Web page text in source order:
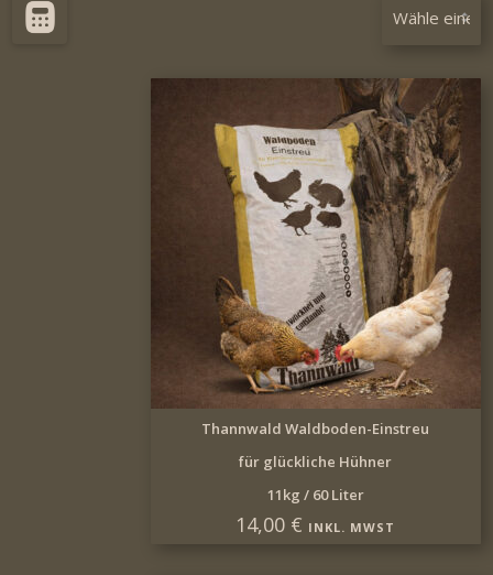
IN DEN WARENKORB
Thannwald Waldboden-Einstreu
für glückliche Hühner
11kg / 60 Liter
14,00 € INKL. MWST